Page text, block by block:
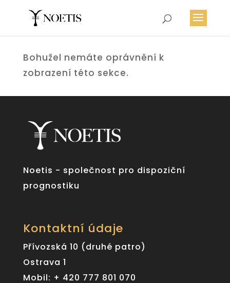
Bohužel nemáte oprávnění k
zobrazení této sekce.
Noetis - společnost pro dispoziční
prognostiku
Kontaktní údaje
Přívozská 10 (druhé patro)
Ostrava 1
Mobil: + 420 777 801 070